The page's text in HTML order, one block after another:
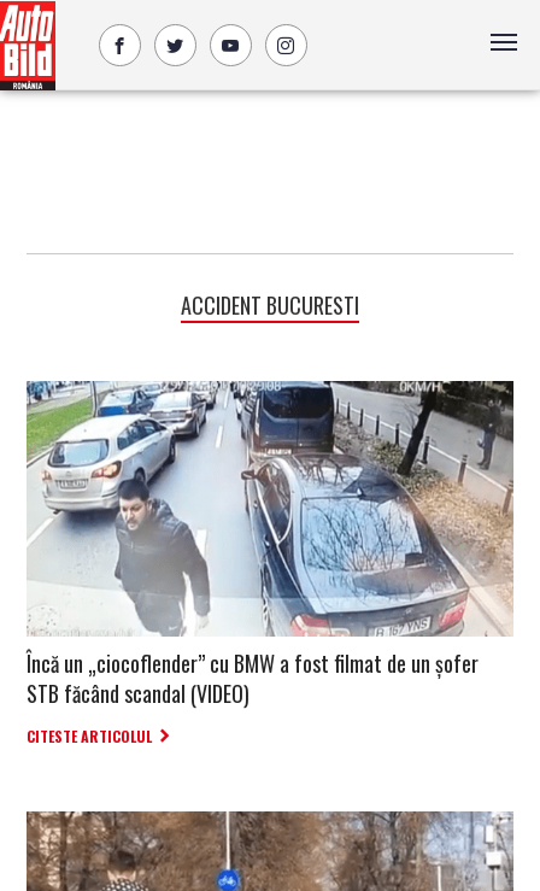
ACCIDENT BUCURESTI
Încă un „ciocoflender” cu BMW a fost filmat de un șofer
STB făcând scandal (VIDEO)
CITESTE ARTICOLUL